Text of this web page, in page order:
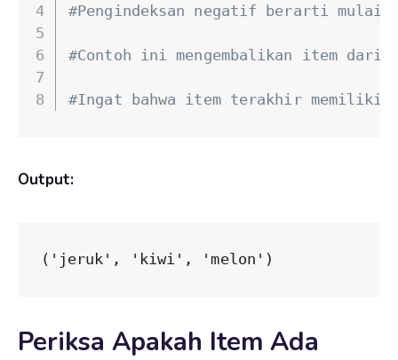
#Pengindeksan negatif berarti
#Contoh ini mengembalikan item
#Ingat bahwa item terakhir memiliki
Output:
('jeruk', 'kiwi', 'melon')
Periksa Apakah Item Ada